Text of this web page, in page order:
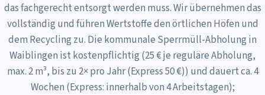
das fachgerecht entsorgt werden muss. Wir übernehmen das
vollständig und führen Wertstoffe den örtlichen Höfen und
dem Recycling zu. Die kommunale Sperrmüll-Abholung in
Waiblingen ist kostenpflichtig (25 € je reguläre Abholung,
max. 2 m³, bis zu 2× pro Jahr (Express 50 €)) und dauert ca. 4
Wochen (Express: innerhalb von 4 Arbeitstagen);